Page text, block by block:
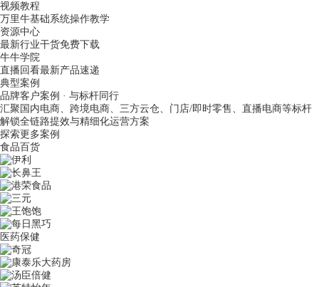
视频教程
万里牛基础系统操作教学
资源中心
最新行业干货免费下载
牛牛学院
直播回看最新产品速递
典型案例
品牌客户案例 · 与标杆同行
汇聚国内电商、跨境电商、三方云仓、门店/即时零售、直播电商等标杆
解锁全链路提效与精细化运营方案
探索更多案例
食品百货
医药保健